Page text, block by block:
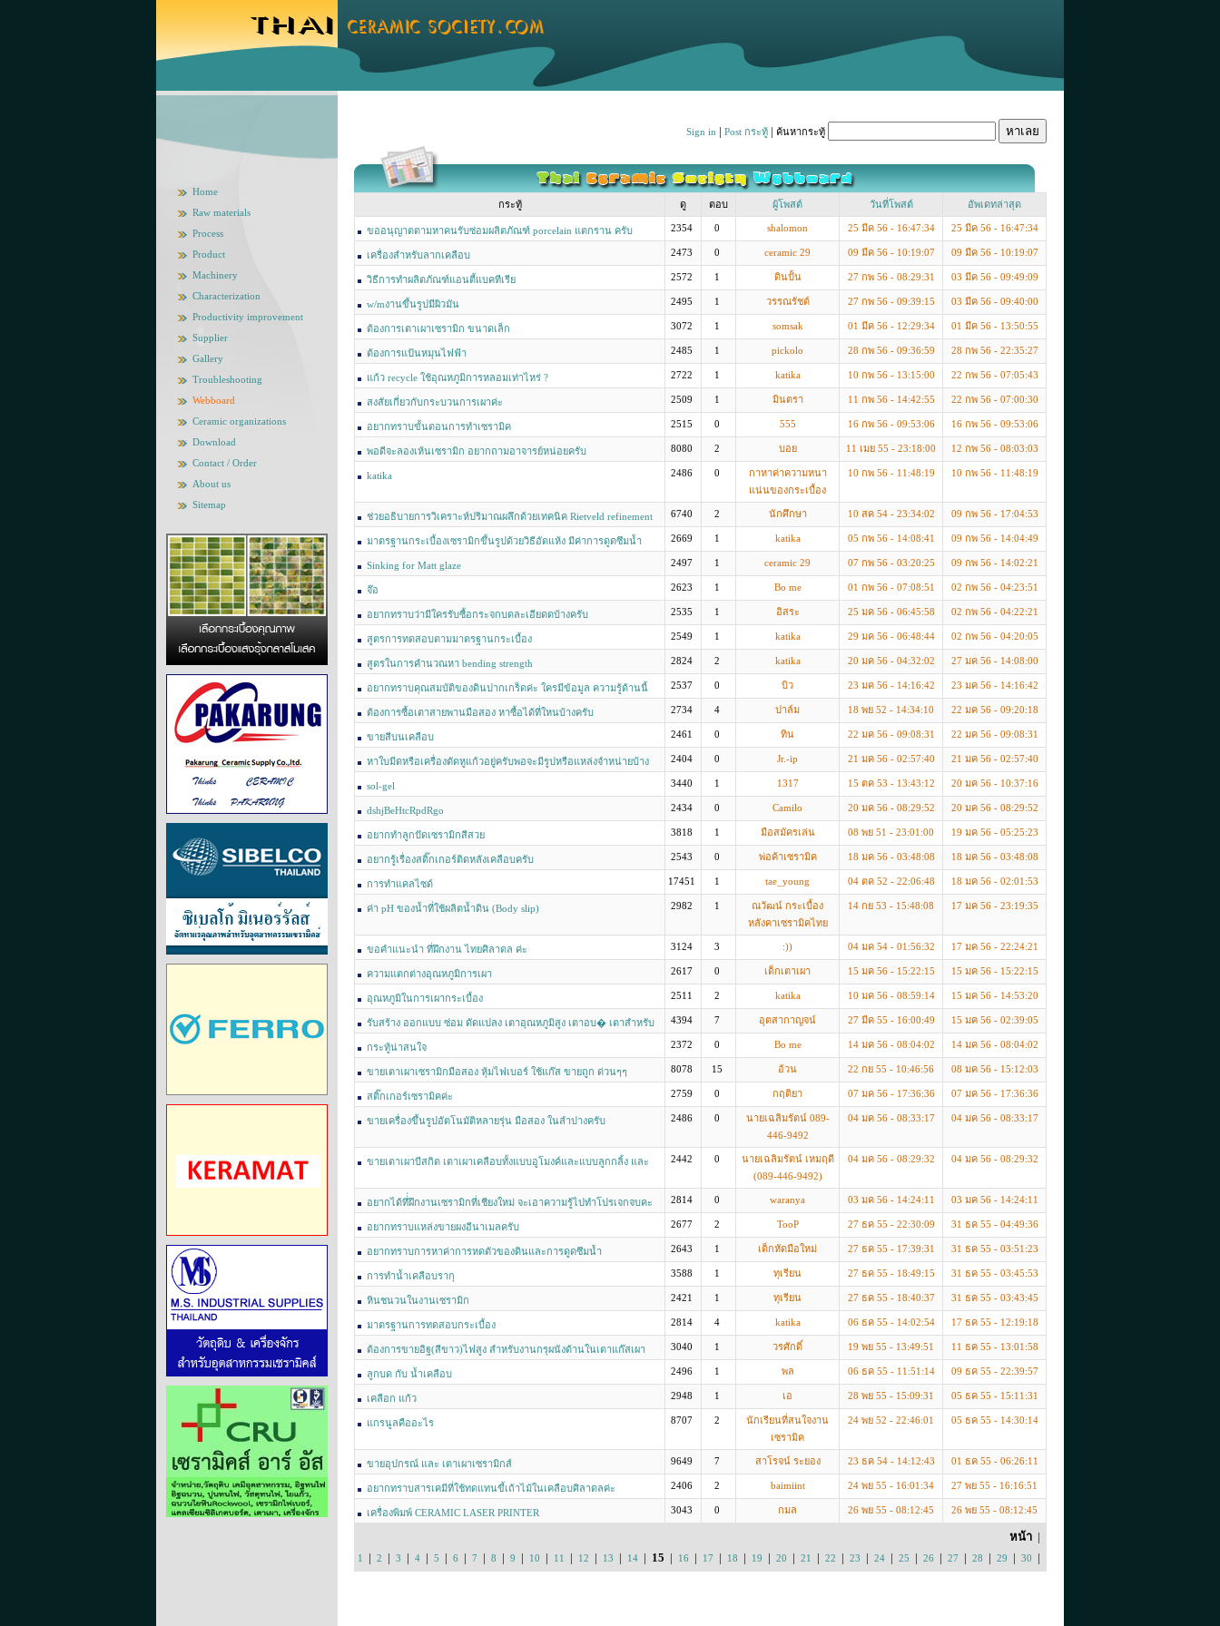
Home
Raw materials
Process
Product
Machinery
Characterization
Productivity improvement
Supplier
Gallery
Troubleshooting
Webboard
Ceramic organizations
Download
Contact / Order
About us
Sitemap
Sign in | Post กระทู้ | ค้นหากระทู้
กระทู้ ดู ตอบ ผู้โพสต์ วันที่โพสต์ อัพเดทล่าสุด
ขออนุญาตตามหาคนรับซ่อมผลิตภัณฑ์ porcelain แตกราน ครับ 2354 0 shalomon 25 มีค 56 - 16:47:34 25 มีค 56 - 16:47:34
เครื่องสำหรับลากเคลือบ 2473 0 ceramic 29 09 มีค 56 - 10:19:07 09 มีค 56 - 10:19:07
วิธีการทำผลิตภัณฑ์แอนตี้แบคทีเรีย 2572 1 ดินปั้น 27 กพ 56 - 08:29:31 03 มีค 56 - 09:49:09
w/mงานขึ้นรูปมีผิวมัน 2495 1 วรรณรัชต์ 27 กพ 56 - 09:39:15 03 มีค 56 - 09:40:00
ต้องการเตาเผาเซรามิก ขนาดเล็ก 3072 1 somsak 01 มีค 56 - 12:29:34 01 มีค 56 - 13:50:55
ต้องการแป้นหมุนไฟฟ้า 2485 1 pickolo 28 กพ 56 - 09:36:59 28 กพ 56 - 22:35:27
แก้ว recycle ใช้อุณหภูมิการหลอมเท่าไหร่ ? 2722 1 katika 10 กพ 56 - 13:15:00 22 กพ 56 - 07:05:43
สงสัยเกี่ยวกับกระบวนการเผาค่ะ 2509 1 มินตรา 11 กพ 56 - 14:42:55 22 กพ 56 - 07:00:30
อยากทราบขั้นตอนการทำเซรามิค 2515 0 555 16 กพ 56 - 09:53:06 16 กพ 56 - 09:53:06
พอดีจะลองเห้นเซรามิก อยากถามอาจารย์หน่อยครับ 8080 2 บอย 11 เมย 55 - 23:18:00 12 กพ 56 - 08:03:03
katika 2486 0
กาหาค่าความหนา
แน่นของกระเบื้อง
10 กพ 56 - 11:48:19 10 กพ 56 - 11:48:19
ช่วยอธิบายการวิเคราะห์ปริมาณผลึกด้วยเทคนิค Rietveld refinement
6740 2 นักศึกษา 10 สค 54 - 23:34:02 09 กพ 56 - 17:04:53
มาตรฐานกระเบื้องเซรามิกขึ้นรูปด้วยวิธีอัดแห้ง มีค่าการดูดซึมน้ำ
2669 1 katika 05 กพ 56 - 14:08:41 09 กพ 56 - 14:04:49
Sinking for Matt glaze 2497 1 ceramic 29 07 กพ 56 - 03:20:25 09 กพ 56 - 14:02:21
จ๊อ 2623 1 Bo me 01 กพ 56 - 07:08:51 02 กพ 56 - 04:23:51
อยากทราบว่ามีใครรับซื้อกระจกบดละเอียดดบ้างครับ 2535 1 อิสระ 25 มค 56 - 06:45:58 02 กพ 56 - 04:22:21
สูตรการทดสอบตามมาตรฐานกระเบื้อง 2549 1 katika 29 มค 56 - 06:48:44 02 กพ 56 - 04:20:05
สูตรในการคำนวณหา bending strength 2824 2 katika 20 มค 56 - 04:32:02 27 มค 56 - 14:08:00
อยากทราบคุณสมบัติของดินปากเกร็ดค่ะ ใครมีข้อมูล ความรู้ด้านนี้
บ้างค่ะ
2537 0 บิว 23 มค 56 - 14:16:42 23 มค 56 - 14:16:42
ต้องการซื้อเตาสายพานมือสอง หาซื้อได้ที่ใหนบ้างครับ 2734 4 ปาล์ม 18 พย 52 - 14:34:10 22 มค 56 - 09:20:18
ขายสีบนเคลือบ 2461 0 ทิน 22 มค 56 - 09:08:31 22 มค 56 - 09:08:31
หาใบมีดหรือเครื่องตัดหูแก้วอยู่ครับพอจะมีรูปหรือแหล่งจำหน่ายบ้าง
2404 0 Jr.-ip 21 มค 56 - 02:57:40 21 มค 56 - 02:57:40
sol-gel 3440 1 1317 15 ตค 53 - 13:43:12 20 มค 56 - 10:37:16
dshjBeHtcRpdRgo 2434 0 Camilo 20 มค 56 - 08:29:52 20 มค 56 - 08:29:52
อยากทำลูกปัดเซรามิกสีสวย 3818 1 มือสมัครเล่น 08 พย 51 - 23:01:00 19 มค 56 - 05:25:23
อยากรู้เรื่องสติ๊กเกอร์ติดหลังเคลือบครับ 2543 0 พ่อค้าเซรามิค 18 มค 56 - 03:48:08 18 มค 56 - 03:48:08
การทำแคลไซด์ 17451 1 tae_young 04 ตค 52 - 22:06:48 18 มค 56 - 02:01:53
ค่า pH ของน้ำที่ใช้ผลิตน้ำดิน (Body slip) 2982 1
ณวัฒน์ กระเบื้อง
หลังคาเซรามิคไทย
14 กย 53 - 15:48:08 17 มค 56 - 23:19:35
ขอคำแนะนำ ที่ฝึกงาน ไทยศิลาดล ค่ะ 3124 3 :)) 04 มค 54 - 01:56:32 17 มค 56 - 22:24:21
ความแตกต่างอุณหภูมิการเผา 2617 0 เด็กเตาเผา 15 มค 56 - 15:22:15 15 มค 56 - 15:22:15
อุณหภูมิในการเผากระเบื้อง 2511 2 katika 10 มค 56 - 08:59:14 15 มค 56 - 14:53:20
รับสร้าง ออกแบบ ซ่อม ดัดแปลง เตาอุณหภูมิสูง เตาอบ� เตาสำหรับ
ใช้ในห้องปฏิบัติการ
4394 7 อุตสากาญจน์ 27 มีค 55 - 16:00:49 15 มค 56 - 02:39:05
กระทู้น่าสนใจ 2372 0 Bo me 14 มค 56 - 08:04:02 14 มค 56 - 08:04:02
ขายเตาเผาเซรามิกมือสอง หุ้มไฟเบอร์ ใช้แก๊ส ขายถูก ด่วนๆๆ 8078 15 อ้วน 22 กย 55 - 10:46:56 08 มค 56 - 15:12:03
สติ๊กเกอร์เซรามิคค่ะ 2759 0 กฤติยา 07 มค 56 - 17:36:36 07 มค 56 - 17:36:36
ขายเครื่องขึ้นรูปอัตโนมัติหลายรุ่น มือสอง ในลำปางครับ 2486 0
นายเฉลิมรัตน์ 089-
446-9492
04 มค 56 - 08:33:17 04 มค 56 - 08:33:17
ขายเตาเผาบีสกิต เตาเผาเคลือบทั้งแบบอูโมงค์และแบบลูกกลิ้ง และ
2442 0
นายเฉลิมรัตน์ เหมฤดี
(089-446-9492)
04 มค 56 - 08:29:32 04 มค 56 - 08:29:32
อยากได้ที่่ฝึกงานเซรามิกที่เชียงใหม่ จะเอาความรู้ไปทำโปรเจกจบคะ 2814 0 waranya 03 มค 56 - 14:24:11 03 มค 56 - 14:24:11
อยากทราบแหล่งขายผงอีนาเมลครับ 2677 2 TooP 27 ธค 55 - 22:30:09 31 ธค 55 - 04:49:36
อยากทราบการหาค่าการหดตัวของดินและการดูดซึมนํ้า 2643 1 เด็กหัดมือใหม่ 27 ธค 55 - 17:39:31 31 ธค 55 - 03:51:23
การทำนํ้าเคลือบรากุ 3588 1 ทุเรียน 27 ธค 55 - 18:49:15 31 ธค 55 - 03:45:53
หินชนวนในงานเซรามิก 2421 1 ทุเรียน 27 ธค 55 - 18:40:37 31 ธค 55 - 03:43:45
มาตรฐานการทดสอบกระเบื้อง 2814 4 katika 06 ธค 55 - 14:02:54 17 ธค 55 - 12:19:18
ต้องการขายอิฐ(สีขาว)ไฟสูง สำหรับงานกรุผนังด้านในเตาแก๊สเผา
เซรามิค มี 5000 - 6000 ก้อน
3040 1 วรศักดิ์ 19 พย 55 - 13:49:51 11 ธค 55 - 13:01:58
ลูกบด กับ น้ำเคลือบ 2496 1 พล 06 ธค 55 - 11:51:14 09 ธค 55 - 22:39:57
เคลือก แก้ว 2948 1 เอ 28 พย 55 - 15:09:31 05 ธค 55 - 15:11:31
แกรนูลคืออะไร 8707 2
นักเรียนที่สนใจงาน
เซรามิค
24 พย 52 - 22:46:01 05 ธค 55 - 14:30:14
ขายอุปกรณ์ และ เตาเผาเซรามิกส์ 9649 7 สาโรจน์ ระยอง 23 ธค 54 - 14:12:43 01 ธค 55 - 06:26:11
อยากทราบสารเคมีที่ใช้ทดแทนขี้เถ้าไม้ในเคลือบศิลาดลค่ะ 2406 2 baimiint 24 พย 55 - 16:01:34 27 พย 55 - 16:16:51
เครื่องพิมพ์ CERAMIC LASER PRINTER 3043 0 กมล 26 พย 55 - 08:12:45 26 พย 55 - 08:12:45
หน้า |
1 | 2 | 3 | 4 | 5 | 6 | 7 | 8 | 9 | 10 | 11 | 12 | 13 | 14 | 15 | 16 | 17 | 18 | 19 | 20 | 21 | 22 | 23 | 24 | 25 | 26 | 27 | 28 | 29 | 30 |